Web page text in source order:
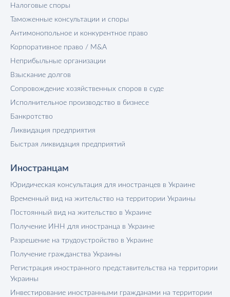
Налоговые споры
Таможенные консультации и споры
Антимонопольное и конкурентное право
Корпоративное право / M&A
Неприбыльные организации
Взыскание долгов
Сопровождение хозяйственных споров в суде
Исполнительное производство в бизнесе
Банкротство
Ликвидация предприятия
Быстрая ликвидация предприятий
Иностранцам
Юридическая консультация для иностранцев в Украине
Временный вид на жительство на территории Украины
Постоянный вид на жительство в Украине
Получение ИНН для иностранца в Украине
Разрешение на трудоустройство в Украине
Получение гражданства Украины
Регистрация иностранного представительства на территории
Украины
Инвестирование иностранными гражданами на территории